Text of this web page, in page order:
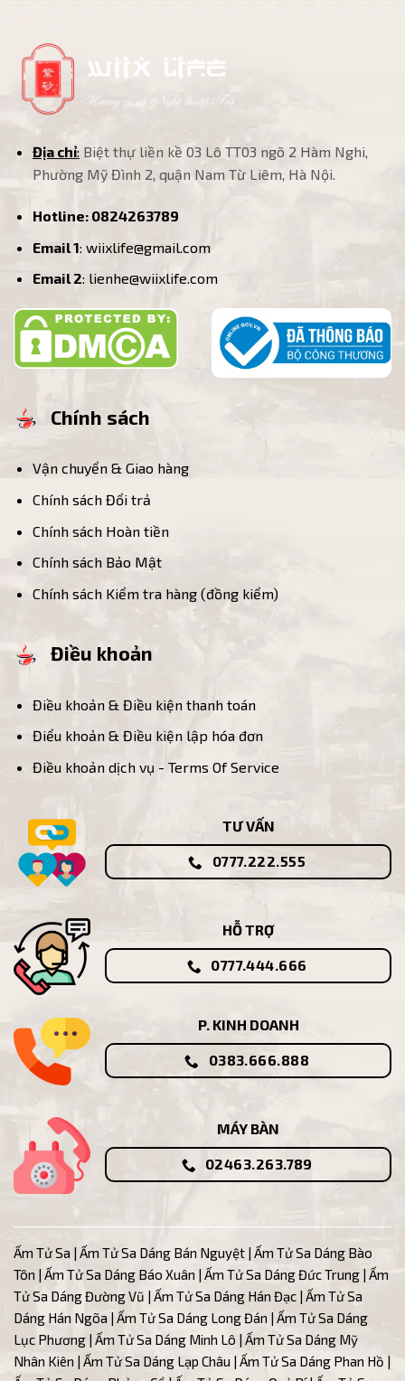
Địa chỉ:Biệt thự liền kề 03 Lô TT03 ngõ 2 Hàm Nghi,
Phường Mỹ Đình 2, quận Nam Từ Liêm, Hà Nội.
Hotline: 0824263789
Email 1: wiixlife@gmail.com
Email 2: lienhe@wiixlife.com
Chính sách
Vận chuyển & Giao hàng
Chính sách Đổi trả
Chính sách Hoàn tiền
Chính sách Bảo Mật
Chính sách Kiểm tra hàng (đồng kiểm)
Điều khoản
Điều khoản & Điều kiện thanh toán
Điểu khoản & Điều kiện lập hóa đơn
Điều khoản dịch vụ - Terms Of Service
TƯ VẤN
0777.222.555
HỖ TRỢ
0777.444.666
P. KINH DOANH
0383.666.888
MÁY BÀN
02463.263.789
Ấm Tử Sa | Ấm Tử Sa Dáng Bán Nguyệt | Ấm Tử Sa Dáng Bào
Tôn | Ấm Tử Sa Dáng Báo Xuân | Ấm Tử Sa Dáng Đức Trung | Ấm
Tử Sa Dáng Đường Vũ | Ấm Tử Sa Dáng Hán Đạc | Ấm Tử Sa
Dáng Hán Ngõa | Ấm Tử Sa Dáng Long Đán | Ấm Tử Sa Dáng
Lục Phương | Ấm Tử Sa Dáng Minh Lô | Ấm Tử Sa Dáng Mỹ
Nhân Kiên | Ấm Tử Sa Dáng Lạp Châu | Ấm Tử Sa Dáng Phan Hồ |